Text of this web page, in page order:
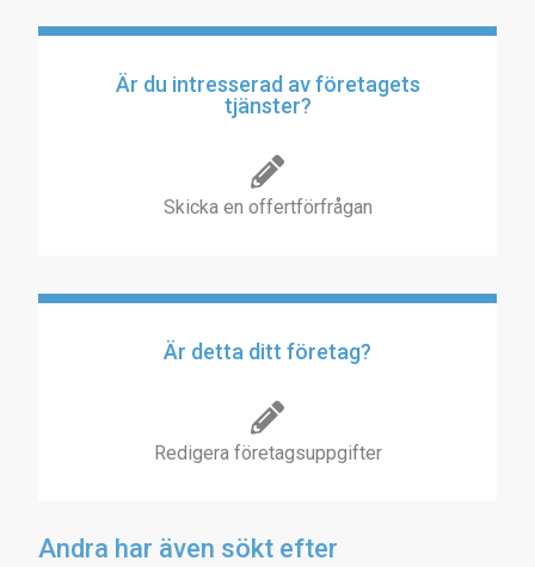
Är du intresserad av företagets
tjänster?
Skicka en offertförfrågan
Är detta ditt företag?
Redigera företagsuppgifter
Andra har även sökt efter